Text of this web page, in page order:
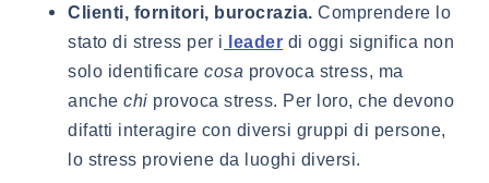
Clienti, fornitori, burocrazia. Comprendere lo
stato di stress per i
leader di oggi significa non
solo identificarecosa provoca stress, ma
anchechi provoca stress. Per loro, che devono
difatti interagire con diversi gruppi di persone,
lo stress proviene da luoghi diversi.